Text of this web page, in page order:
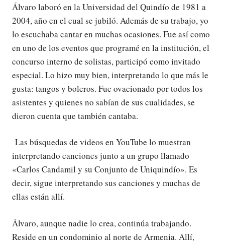
Álvaro laboró en la Universidad del Quindío de 1981 a
2004, año en el cual se jubiló. Además de su trabajo, yo
lo escuchaba cantar en muchas ocasiones. Fue así como
en uno de los eventos que programé en la institución, el
concurso interno de solistas, participó como invitado
especial. Lo hizo muy bien, interpretando lo que más le
gusta: tangos y boleros. Fue ovacionado por todos los
asistentes y quienes no sabían de sus cualidades, se
dieron cuenta que también cantaba.
Las búsquedas de videos en YouTube lo muestran
interpretando canciones junto a un grupo llamado
«Carlos Candamil y su Conjunto de Uniquindío». Es
decir, sigue interpretando sus canciones y muchas de
ellas están allí.
Álvaro, aunque nadie lo crea, continúa trabajando.
Reside en un condominio al norte de Armenia. Allí,